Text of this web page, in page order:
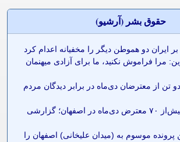
حقوق بشر (آرشيو)
ایران دو هموطن دیگر را مخفیانه اعدام کرد
مرا فراموش نکنید، ما برای آزادی میهنمان
دو تن از معترضان دی‌ماه در برابر دیدگان مردم
حکم اعدام برای بیش‌از ۷۰ معترض دی‌ماه در اصفهان؛ گزارشی
موسوم به (میدان علیخانی) اصفهان را